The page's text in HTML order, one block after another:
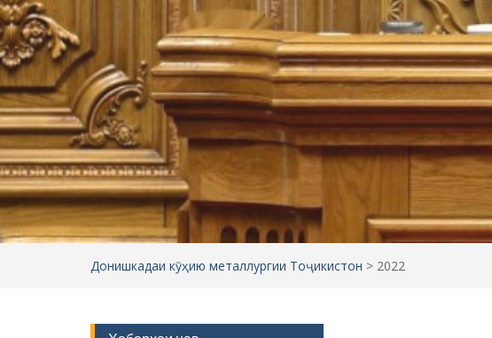
Донишкадаи кӯҳию металлургии Тоҷикистон > 2022